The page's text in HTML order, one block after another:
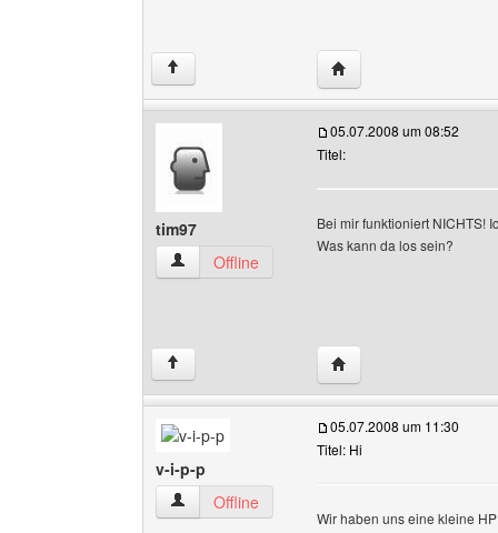
↑ Website dieses
tim97
tim97 Benutzer-Profile anzeigen
Offline
05.07.2008 um 08:52
Titel:
Bei mir funktioniert NICHTS!
Was kann da los sein?
↑ Website dieses
v-i-p-p
v-i-p-p Benutzer-Profile anzeigen
Offline
05.07.2008 um 11:30
Titel: Hi
Wir haben uns eine kleine